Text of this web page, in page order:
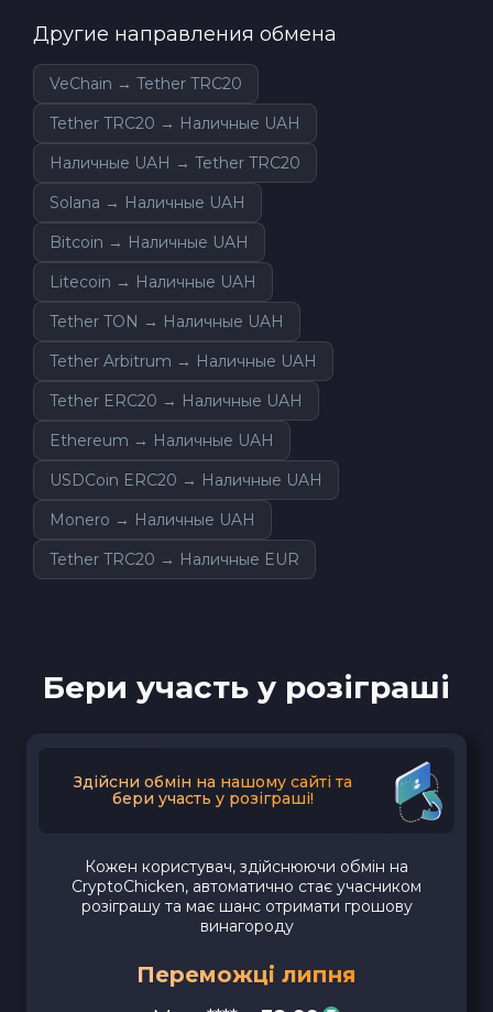
Другие направления обмена
VeChain → Tether TRC20
Tether TRC20 → Наличные UAH
Наличные UAH → Tether TRC20
Solana → Наличные UAH
Bitcoin → Наличные UAH
Litecoin → Наличные UAH
Tether TON → Наличные UAH
Tether Arbitrum → Наличные UAH
Tether ERC20 → Наличные UAH
Ethereum → Наличные UAH
USDCoin ERC20 → Наличные UAH
Monero → Наличные UAH
Tether TRC20 → Наличные EUR
Бери участь у розіграші
Здійсни обмін на нашому сайті та
бери участь у розіграші!
Кожен користувач, здійснюючи обмін на
CryptoChicken, автоматично стає учасником
розіграшу та має шанс отримати грошову
винагороду
Переможці липня